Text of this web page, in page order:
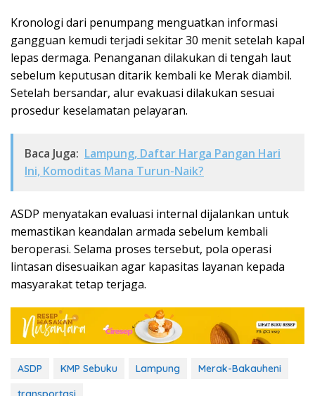
Kronologi dari penumpang menguatkan informasi
gangguan kemudi terjadi sekitar 30 menit setelah kapal
lepas dermaga. Penanganan dilakukan di tengah laut
sebelum keputusan ditarik kembali ke Merak diambil.
Setelah bersandar, alur evakuasi dilakukan sesuai
prosedur keselamatan pelayaran.
Baca Juga: Lampung, Daftar Harga Pangan Hari
Ini, Komoditas Mana Turun-Naik?
ASDP menyatakan evaluasi internal dijalankan untuk
memastikan keandalan armada sebelum kembali
beroperasi. Selama proses tersebut, pola operasi
lintasan disesuaikan agar kapasitas layanan kepada
masyarakat tetap terjaga.
ASDP KMP Sebuku Lampung
Merak-Bakauheni